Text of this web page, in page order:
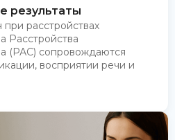
результаты
расстройствах
Расстройства
(РАС) сопровождаются
восприятии речи и